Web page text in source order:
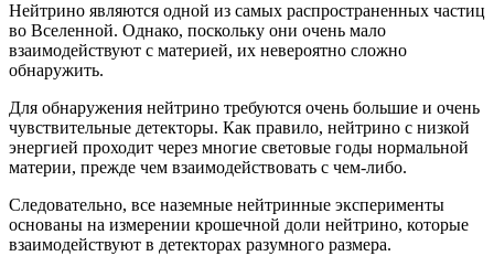
Нейтрино являются одной из самых распространенных частиц
во Вселенной. Однако, поскольку они очень мало
взаимодействуют с материей, их невероятно сложно
обнаружить.
Для обнаружения нейтрино требуются очень большие и очень
чувствительные детекторы. Как правило, нейтрино с низкой
энергией проходит через многие световые годы нормальной
материи, прежде чем взаимодействовать с чем-либо.
Следовательно, все наземные нейтринные эксперименты
основаны на измерении крошечной доли нейтрино, которые
взаимодействуют в детекторах разумного размера.